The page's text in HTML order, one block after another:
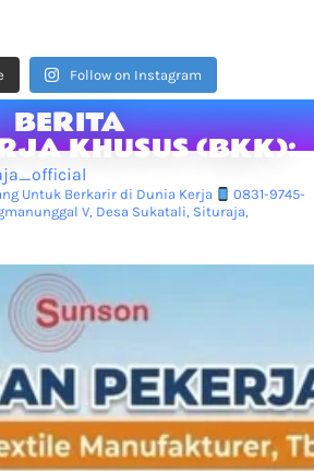
Follow on Instagram
BERITA
KHUSUS (BKK):
Untuk Berkarir di Dunia Kerja
0831-9745-
V, Desa Sukatali, Situraja,